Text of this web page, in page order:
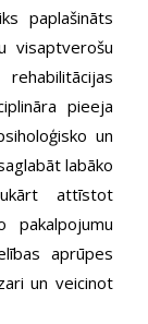
paplašināts
visaptverošu
pieeja
un
labāko
attīstot
pakalpojumu
aprūpes
un veicinot